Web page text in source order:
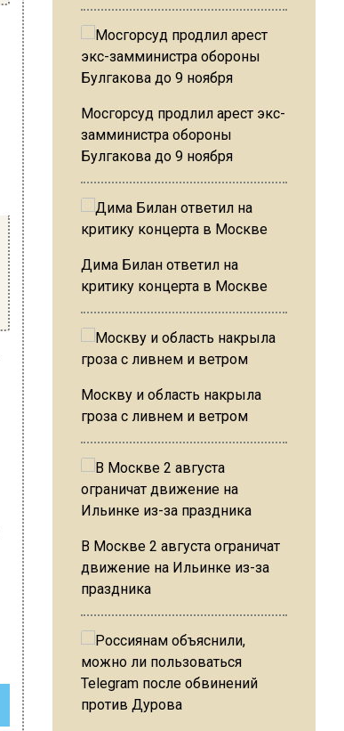
Мосгорсуд продлил арест экс-
замминистра обороны
Булгакова до 9 ноября
Дима Билан ответил на
критику концерта в Москве
Москву и область накрыла
гроза с ливнем и ветром
В Москве 2 августа ограничат
движение на Ильинке из-за
праздника